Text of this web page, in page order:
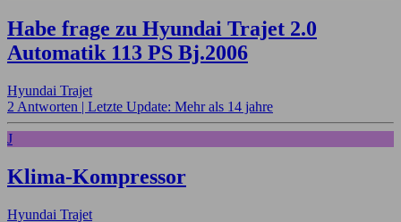
Habe frage zu Hyundai Trajet 2.0
Automatik 113 PS Bj.2006
Hyundai Trajet
2 Antworten | Letzte Update: Mehr als 14 jahre
J
Klima-Kompressor
Hyundai Trajet